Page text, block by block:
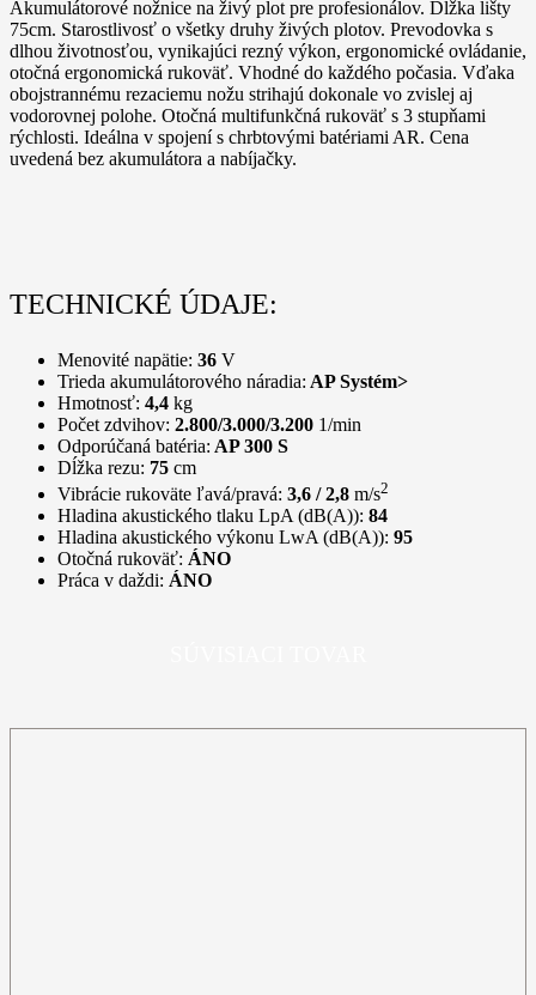
Akumulátorové nožnice na živý plot pre profesionálov. Dĺžka lišty
75cm. Starostlivosť o všetky druhy živých plotov. Prevodovka s
dlhou životnosťou, vynikajúci rezný výkon, ergonomické ovládanie,
otočná ergonomická rukoväť. Vhodné do každého počasia. Vďaka
obojstrannému rezaciemu nožu strihajú dokonale vo zvislej aj
vodorovnej polohe. Otočná multifunkčná rukoväť s 3 stupňami
rýchlosti. Ideálna v spojení s chrbtovými batériami AR. Cena
uvedená bez akumulátora a nabíjačky.
TECHNICKÉ ÚDAJE:
Menovité napätie: 36 V
Trieda akumulátorového náradia: AP Systém>
Hmotnosť: 4,4 kg
Počet zdvihov: 2.800/3.000/3.200 1/min
Odporúčaná batéria: AP 300 S
Dĺžka rezu: 75 cm
Vibrácie rukoväte ľavá/pravá: 3,6 / 2,8 m/s2
Hladina akustického tlaku LpA (dB(A)): 84
Hladina akustického výkonu LwA (dB(A)): 95
Otočná rukoväť: ÁNO
Práca v daždi: ÁNO